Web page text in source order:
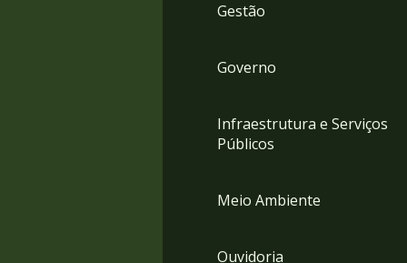
Gestão
Governo
Infraestrutura e Serviços
Públicos
Meio Ambiente
Ouvidoria